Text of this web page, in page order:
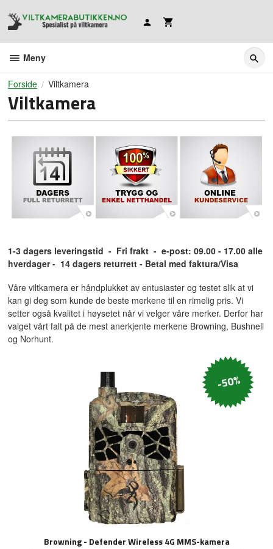
innholdet
Meny
Forside Viltkamera
Viltkamera
1-3 dagers leveringstid- Fri frakt- e-post: 09.00 - 17.00 alle
hverdager- 14 dagers returrett - Betal med faktura/Visa
Våre viltkamera er håndplukket av entusiaster og testet slik at vi
kan gi deg som kunde de beste merkene til en rimelig pris. Vi
setter også kvalitet i høysetet når vi velger våre merker. Derfor har
valget vårt falt på de mest anerkjente merkene Browning, Bushnell
og Norhunt.
Browning - Defender Wireless 4G MMS-kamera
-50%